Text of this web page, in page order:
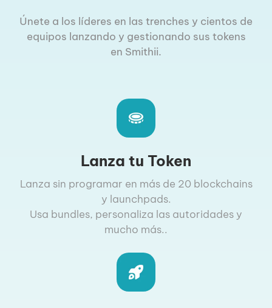
Únete a los líderes en las trenches y cientos de
equipos lanzando y gestionando sus tokens
en Smithii.
Lanza tu Token
Lanza sin programar en más de 20 blockchains
y launchpads.
Usa bundles, personaliza las autoridades y
mucho más..